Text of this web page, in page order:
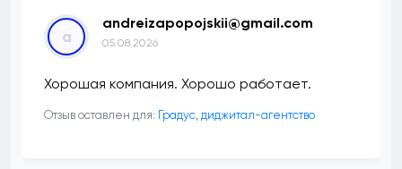
a
andreizapopojskii@gmail.com
05.08.2026
Хорошая компания. Хорошо работает.
Отзыв оставлен для: ​Градус, диджитал-агентство